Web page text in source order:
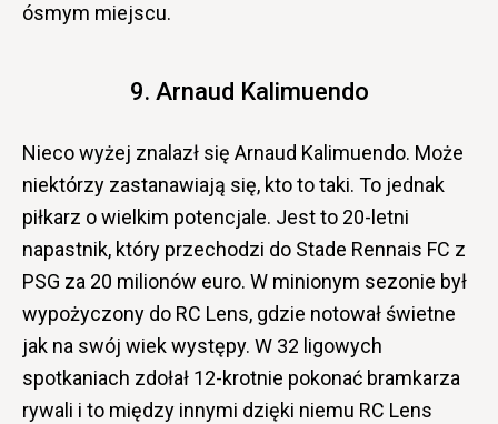
ósmym miejscu.
9. Arnaud Kalimuendo
Nieco wyżej znalazł się Arnaud Kalimuendo. Może
niektórzy zastanawiają się, kto to taki. To jednak
piłkarz o wielkim potencjale. Jest to 20-letni
napastnik, który przechodzi do Stade Rennais FC z
PSG za 20 milionów euro. W minionym sezonie był
wypożyczony do RC Lens, gdzie notował świetne
jak na swój wiek występy. W 32 ligowych
spotkaniach zdołał 12-krotnie pokonać bramkarza
rywali i to między innymi dzięki niemu RC Lens